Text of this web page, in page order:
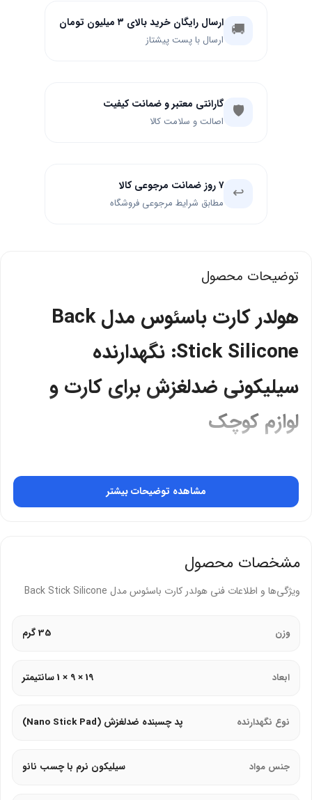
🚚 ارسال رایگان خرید بالای ۳ میلیون تومان
ارسال با پست پیشتاز
🛡️ گارانتی معتبر و ضمانت کیفیت
اصالت و سلامت کالا
↩️ ۷ روز ضمانت مرجوعی کالا
مطابق شرایط مرجوعی فروشگاه
توضیحات محصول
هولدر کارت باسئوس مدل Back
Stick Silicone: نگهدارنده
سیلیکونی ضدلغزش برای کارت و
لوازم کوچک
چسبنده سیلیکونی ضدلغزش است که برای نگه‌داری کارت‌های اعتباری،
کارت‌های شناسایی، کلید، کابل، لوازم آرایشی یا اشیاء کوچک روی سطوح
میلی‌متر، نگه‌داری ایمن و بدون افتادن اشیا را فراهم می‌کند.
Back Stick Silicone با قابلیت استفاده مجدد (شستشو با آب و صابون)،
خرید بالا و عملکرد مطمئن برای سازمان‌دهی لوازم هستند.
طراحی و ساختار هولدر Back Stick
مشاهده توضیحات بیشتر
مشخصات محصول
ویژگی‌ها و اطلاعات فنی هولدر کارت باسئوس مدل Back Stick Silicone
وزن 35 گرم
ابعاد 19 × 9 × 1 سانتیمتر
نوع نگهدارنده پد چسبنده ضدلغزش (Nano Stick Pad)
جنس مواد سیلیکون نرم با چسب نانو